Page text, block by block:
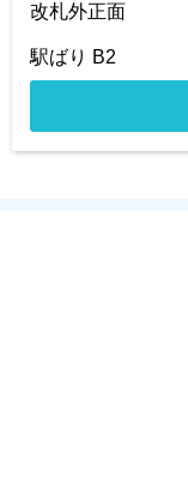
改札外正面
駅ばり B2